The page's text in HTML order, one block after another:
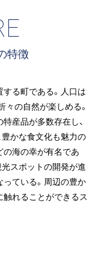
特徴
る町である。人口は
々の自然が楽しめる。
産品が多数存在し、
豊かな食文化も魅力の
の海の幸が有名であ
スポットの開発が進
っている。周辺の豊か
触れることができるス